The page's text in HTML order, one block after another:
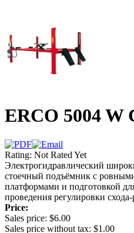
ERCO 5004 W
Rating: Not Rated Yet
Электрогидравлический
стоечный подъёмник с
платформами и подготовкой
проведения регулировки схода-
Price:
Sales price: $6.00
Sales price without tax: $1.00